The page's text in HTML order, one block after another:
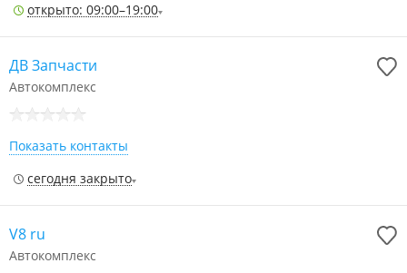
открыто: 09:00–19:00
ДВ Запчасти
Автокомплекс
Показать контакты
сегодня закрыто
V8 ru
Автокомплекс